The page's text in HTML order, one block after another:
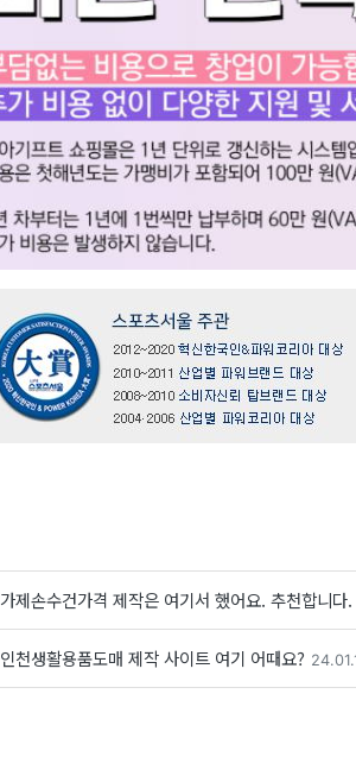
가제손수건가격 제작은 여기서 했어요. 추천합니다.
인천생활용품도매 제작 사이트 여기 어때요?